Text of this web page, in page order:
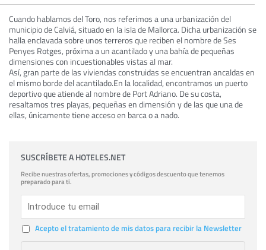
Cuando hablamos del Toro, nos referimos a una urbanización del
municipio de Calviá, situado en la isla de Mallorca. Dicha urbanización se
halla enclavada sobre unos terreros que reciben el nombre de Ses
Penyes Rotges, próxima a un acantilado y una bahía de pequeñas
dimensiones con incuestionables vistas al mar.
Así, gran parte de las viviendas construidas se encuentran ancaldas en
el mismo borde del acantilado.En la localidad, encontramos un puerto
deportivo que atiende al nombre de Port Adriano. De su costa,
resaltamos tres playas, pequeñas en dimensión y de las que una de
ellas, únicamente tiene acceso en barca o a nado.
SUSCRÍBETE A HOTELES.NET
Recibe nuestras ofertas, promociones y códigos descuento que tenemos
preparado para ti.
Acepto el tratamiento de mis datos para recibir la Newsletter